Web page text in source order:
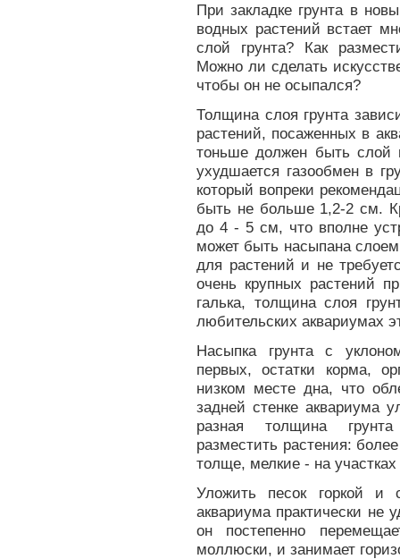
При закладке грунта в
водных растений встает
слой грунта? Как
Можно ли сделать
чтобы он не осыпался?
Толщина слоя грунта
растений, посаженных в
тоньше должен быть слой
ухудшается газообмен в
который вопреки
быть не больше 1,2-2 см.
до 4 - 5 см, что вполне
может быть насыпана
для растений и не
очень крупных растений
галька, толщина слоя
любительских аквариумах
Насыпка грунта с
первых, остатки корма,
низком месте дна, что
задней стенке аквариума
разная толщина
разместить растения:
толще, мелкие - на
Уложить песок горкой и
аквариума практически не
он постепенно
моллюски, и занимает